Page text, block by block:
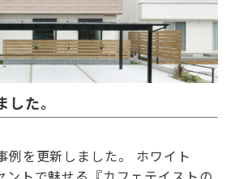
た。
例を更新しました。 ホワイト